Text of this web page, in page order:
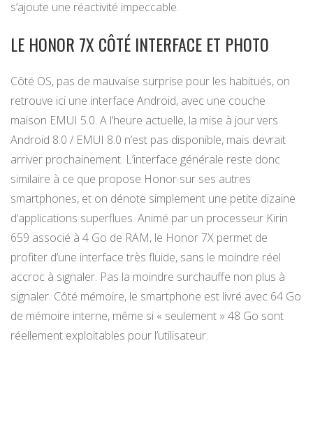
s’ajoute une réactivité impeccable.
LE HONOR 7X CÔTÉ INTERFACE ET PHOTO
Côté OS, pas de mauvaise surprise pour les habitués, on
retrouve ici une interface Android, avec une couche
maison EMUI 5.0. A l’heure actuelle, la mise à jour vers
Android 8.0 / EMUI 8.0 n’est pas disponible, mais devrait
arriver prochainement. L’interface générale reste donc
similaire à ce que propose Honor sur ses autres
smartphones, et on dénote simplement une petite dizaine
d’applications superflues. Animé par un processeur Kirin
659 associé à 4 Go de RAM, le Honor 7X permet de
profiter d’une interface très fluide, sans le moindre réel
accroc à signaler. Pas la moindre surchauffe non plus à
signaler. Côté mémoire, le smartphone est livré avec 64 Go
de mémoire interne, même si « seulement » 48 Go sont
réellement exploitables pour l’utilisateur.